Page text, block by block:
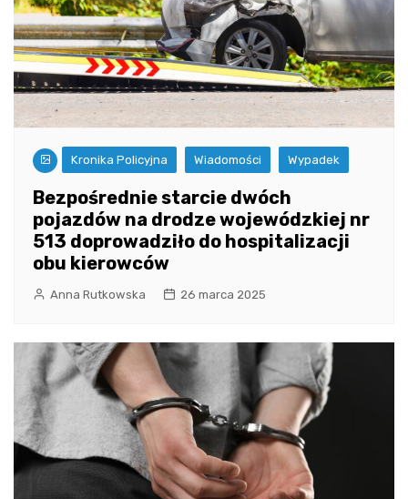
Kronika Policyjna Wiadomości Wypadek
Bezpośrednie starcie dwóch
pojazdów na drodze wojewódzkiej nr
513 doprowadziło do hospitalizacji
obu kierowców
Anna Rutkowska 26 marca 2025